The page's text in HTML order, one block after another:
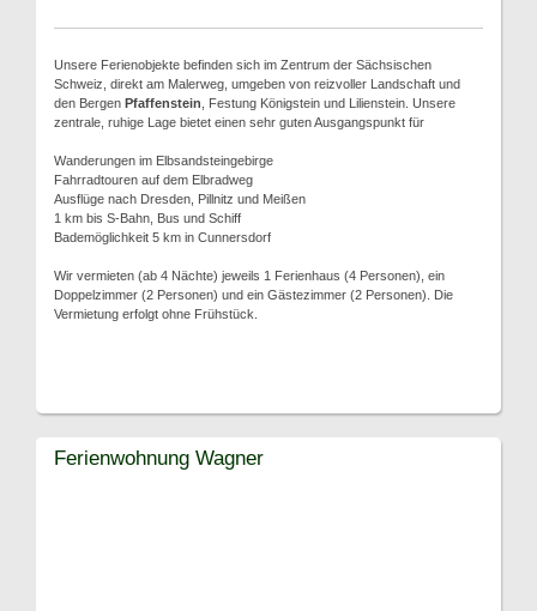
Unsere Ferienobjekte befinden sich im Zentrum der Sächsischen
Schweiz, direkt am Malerweg, umgeben von reizvoller Landschaft und
den Bergen Pfaffenstein , Festung Königstein und Lilienstein. Unsere
zentrale, ruhige Lage bietet einen sehr guten Ausgangspunkt für
Wanderungen im Elbsandsteingebirge
Fahrradtouren auf dem Elbradweg
Ausflüge nach Dresden, Pillnitz und Meißen
1 km bis S-Bahn, Bus und Schiff
Bademöglichkeit 5 km in Cunnersdorf
Wir vermieten (ab 4 Nächte) jeweils 1 Ferienhaus (4 Personen), ein
Doppelzimmer (2 Personen) und ein Gästezimmer (2 Personen). Die
Vermietung erfolgt ohne Frühstück.
Ferienwohnung Wagner